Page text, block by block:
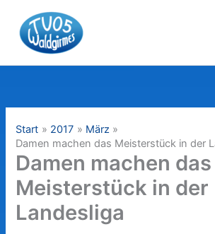
Inhalt
springen
Start 2017
März
Damen machen das Meisterstück in der
Damen machen das
Meisterstück in der
Landesliga